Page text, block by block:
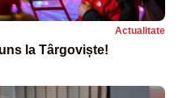
Actualitate
la Târgoviște!